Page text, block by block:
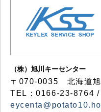
（株）旭川キーセンター
〒070-0035 北海道旭
TEL：0166-23-8764